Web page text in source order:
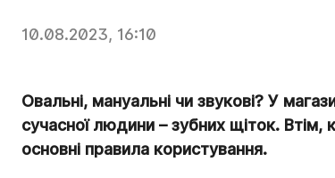
10.08.2023, 16:10
Овальні, мануальні чи звукові? У
сучасної людини – зубних щіток.
основні правила користування.